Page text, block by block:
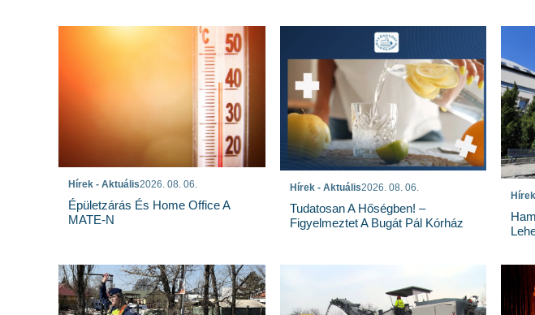
Hírek - Aktuális2026. 08. 06.
Épületzárás És Home Office A
MATE-N
Hírek - Aktuális2026. 08. 06.
Tudatosan A Hőségben! –
Figyelmeztet A Bugát Pál Kórház